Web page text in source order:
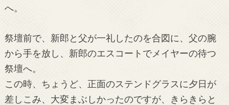
へ。
祭壇前で、新郎と父が一礼したのを合図に、父の腕
から手を放し、新郎のエスコートでメイヤーの待つ
祭壇へ。
この時、ちょうど、正面のステンドグラスに夕日が
差しこみ、大変まぶしかったのですが、きらきらと